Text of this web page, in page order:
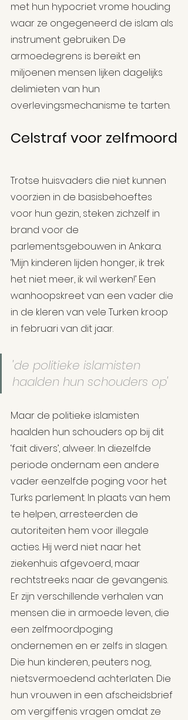
met hun hypocriet vrome houding
waar ze ongegeneerd de islam als
instrument gebruiken. De
armoedegrens is bereikt en
miljoenen mensen lijken dagelijks
delimieten van hun
overlevingsmechanisme te tarten.
Celstraf voor zelfmoord
Trotse huisvaders die niet kunnen
voorzien in de basisbehoeftes
voor hun gezin, steken zichzelf in
brand voor de
parlementsgebouwen in Ankara.
‘Mijn kinderen lijden honger, ik trek
het niet meer, ik wil werken!’ Een
wanhoopskreet van een vader die
in de kleren van vele Turken kroop
in februari van dit jaar.
'de politieke islamisten
haalden hun schouders op'
Maar de politieke islamisten
haalden hun schouders op bij dit
‘fait divers’, alweer. In diezelfde
periode ondernam een andere
vader eenzelfde poging voor het
Turks parlement. In plaats van hem
te helpen, arresteerden de
autoriteiten hem voor illegale
acties. Hij werd niet naar het
ziekenhuis afgevoerd, maar
rechtstreeks naar de gevangenis.
Er zijn verschillende verhalen van
mensen die in armoede leven, die
een zelfmoordpoging
ondernemen en er zelfs in slagen.
Die hun kinderen, peuters nog,
nietsvermoedend achterlaten. Die
hun vrouwen in een afscheidsbrief
om vergiffenis vragen omdat ze